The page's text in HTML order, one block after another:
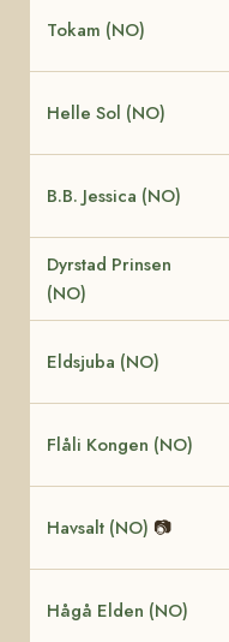
Tokam (NO)
Helle Sol (NO)
B.B. Jessica (NO)
Dyrstad Prinsen
(NO)
Eldsjuba (NO)
Flåli Kongen (NO)
Havsalt (NO) 📷
Hågå Elden (NO)